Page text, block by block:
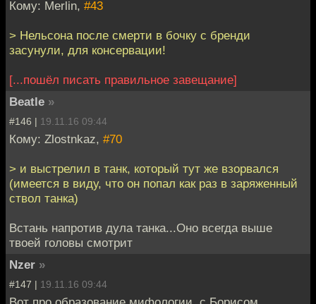
Кому: Merlin, #43
> Нельсона после смерти в бочку с бренди
засунули, для консервации!
[...пошёл писать правильное завещание]
Beatle »
#146 | 19.11.16 09:44
Кому: Zlostnkaz, #70
> и выстрелил в танк, который тут же взорвался
(имеется в виду, что он попал как раз в заряженный
ствол танка)
Встань напротив дула танка...Оно всегда выше
твоей головы смотрит
Nzer »
#147 | 19.11.16 09:44